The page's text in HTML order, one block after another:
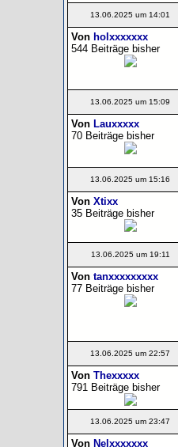
13.06.2025 um 14:01
Von holxxxxxxx
544 Beiträge bisher
13.06.2025 um 15:09
Von Lauxxxxx
70 Beiträge bisher
13.06.2025 um 15:16
Von Xtixx
35 Beiträge bisher
13.06.2025 um 19:11
Von tanxxxxxxxxx
77 Beiträge bisher
13.06.2025 um 22:57
Von Thexxxxx
791 Beiträge bisher
13.06.2025 um 23:47
Von Nelxxxxxxx